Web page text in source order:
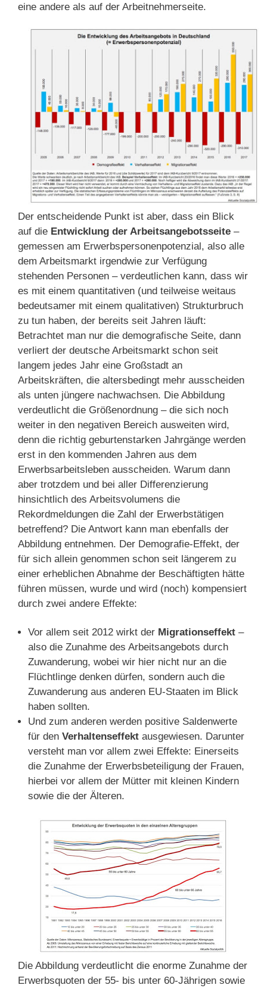
eine andere als auf der Arbeitnehmerseite.
Der entscheidende Punkt ist aber, dass ein Blick
auf die Entwicklung der Arbeitsangebotsseite –
gemessen am Erwerbspersonenpotenzial, also alle
dem Arbeitsmarkt irgendwie zur Verfügung
stehenden Personen – verdeutlichen kann, dass wir
es mit einem quantitativen (und teilweise weitaus
bedeutsamer mit einem qualitativen) Strukturbruch
zu tun haben, der bereits seit Jahren läuft:
Betrachtet man nur die demografische Seite, dann
verliert der deutsche Arbeitsmarkt schon seit
langem jedes Jahr eine Großstadt an
Arbeitskräften, die altersbedingt mehr ausscheiden
als unten jüngere nachwachsen. Die Abbildung
verdeutlicht die Größenordnung – die sich noch
weiter in den negativen Bereich ausweiten wird,
denn die richtig geburtenstarken Jahrgänge werden
erst in den kommenden Jahren aus dem
Erwerbsarbeitsleben ausscheiden. Warum dann
aber trotzdem und bei aller Differenzierung
hinsichtlich des Arbeitsvolumens die
Rekordmeldungen die Zahl der Erwerbstätigen
betreffend? Die Antwort kann man ebenfalls der
Abbildung entnehmen. Der Demografie-Effekt, der
für sich allein genommen schon seit längerem zu
einer erheblichen Abnahme der Beschäftigten hätte
führen müssen, wurde und wird (noch) kompensiert
durch zwei andere Effekte:
Vor allem seit 2012 wirkt der Migrationseffekt –
also die Zunahme des Arbeitsangebots durch
Zuwanderung, wobei wir hier nicht nur an die
Flüchtlinge denken dürfen, sondern auch die
Zuwanderung aus anderen EU-Staaten im Blick
haben sollten.
Und zum anderen werden positive Saldenwerte
für den Verhaltenseffekt ausgewiesen. Darunter
versteht man vor allem zwei Effekte: Einerseits
die Zunahme der Erwerbsbeteiligung der Frauen,
hierbei vor allem der Mütter mit kleinen Kindern
sowie die der Älteren.
Die Abbildung verdeutlicht die enorme Zunahme der
Erwerbsquoten der 55- bis unter 60-Jährigen sowie